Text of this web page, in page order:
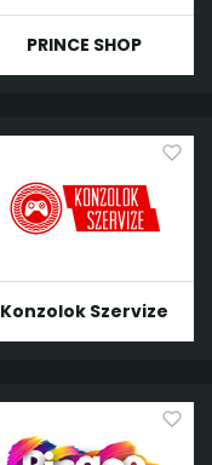
PRINCE SHOP
Konzolok Szervize